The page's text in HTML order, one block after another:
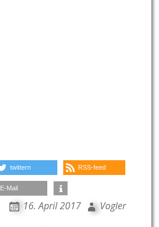
twittern RSS-feed
E-Mail
16. April 2017 Vogler